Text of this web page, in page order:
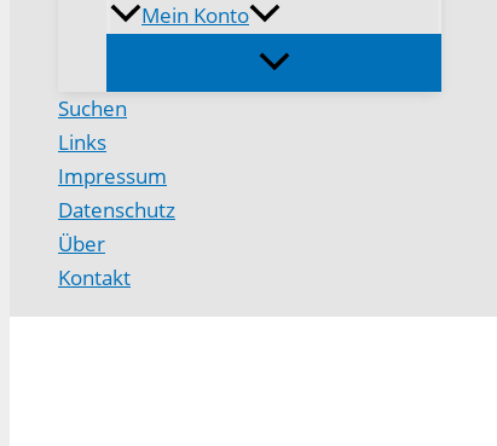
Mein Konto
Suchen
Links
Impressum
Datenschutz
Über
Kontakt